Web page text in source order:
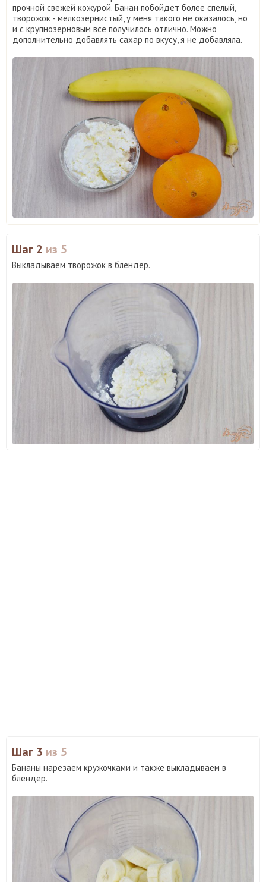
прочной свежей кожурой. Банан побойдет более спелый,
творожок - мелкозернистый, у меня такого не оказалось, но
и с крупнозерновым все получилось отлично. Можно
дополнительно добавлять сахар по вкусу, я не добавляла.
Шаг 2 из 5
Выкладываем творожок в блендер.
Шаг 3 из 5
Бананы нарезаем кружочками и также выкладываем в
блендер.